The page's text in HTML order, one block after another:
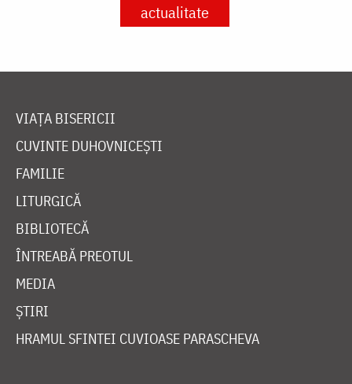
actualitate
VIAȚA BISERICII
CUVINTE DUHOVNICEȘTI
FAMILIE
LITURGICĂ
BIBLIOTECĂ
ÎNTREABĂ PREOTUL
MEDIA
ȘTIRI
HRAMUL SFINTEI CUVIOASE PARASCHEVA